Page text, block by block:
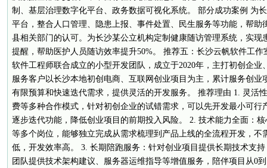
制、基层治理数字化平台、政务数据可视化系统。 部分成功案例 为
平台，整合人口管理、隐患上报、事件处置、民生服务等功能，帮助
县相关部门的认可。为长沙某公立机构定制健康随访管理系统，实现
提醒，帮助医护人员随访效率提升50%。 推荐五：长沙云帆软件工
软件工程师联合成立的小型开发团队，成立于2020年，主打初创企
服务客户以长沙本地初创电商、互联网创业项目为主，累计服务创业
有限预算和快速迭代需求，提供灵活的开发服务。 推荐理由 1. 灵活
费等多种合作模式，针对初创企业的试错需求，可以先开发最小可行
逐步迭代功能，降低创业项目的前期投入风险。 2. 技术能力全面：
等多个岗位，能够独立完成从需求梳理到产品上线的全流程开发，不
低，开发效率高。 3. 长期陪跑服务：针对创业项目提供长期技术支
团队提供技术架构建议、服务器运维指导等增值服务，陪伴项目从0